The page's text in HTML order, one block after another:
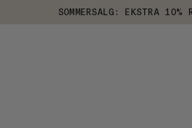
SOMMERSALG: EKSTRA 10%